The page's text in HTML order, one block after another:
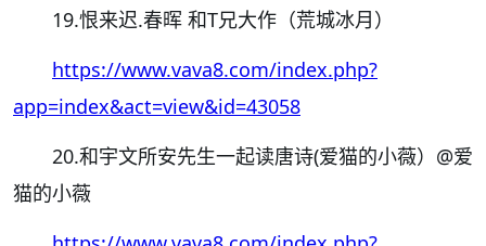
19.恨来迟.春晖 和T兄大作（荒城冰月）
https://www.vava8.com/index.php?
app=index&act=view&id=43058
20.和宇文所安先生一起读唐诗(爱猫的小薇） @爱
猫的小薇